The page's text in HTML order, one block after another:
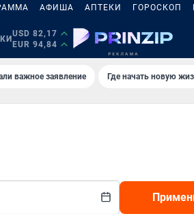
АФИША АПТЕКИ ГОРОСКОП
USD 82,17
EUR 94,84
важное заявление Где начать новую